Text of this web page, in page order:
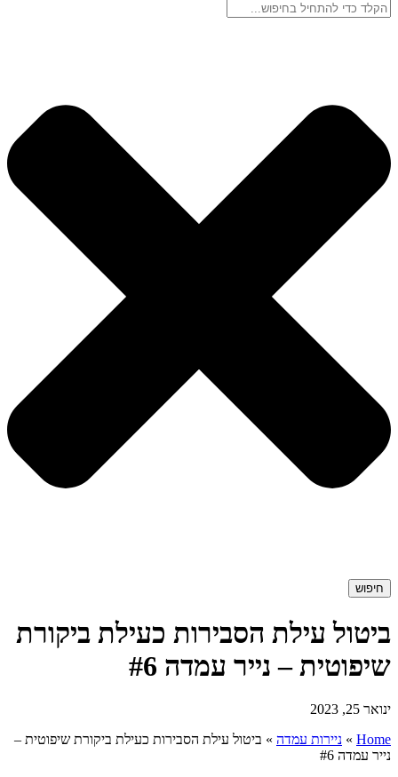
חיפוש
ביטול עילת הסבירות כעילת ביקורת
שיפוטית – נייר עמדה #6
ינואר 25, 2023
Home
» ניירות עמדה » ביטול עילת הסבירות כעילת ביקורת שיפוטית –
נייר עמדה #6